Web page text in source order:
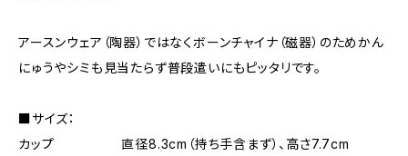
アースンウェア（陶器）ではなくボーンチャイナ（磁器）のためかん
にゅうやシミも見当たらず普段遣いにもピッタリです。
■サイズ：
カップ 直径8.3cm（持ち手含まず）、高さ7.7cm